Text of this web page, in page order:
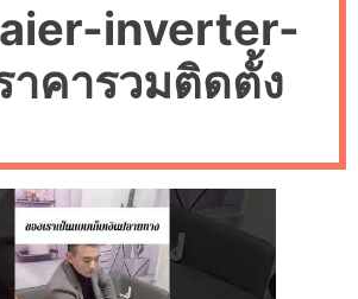
e
c
o
l
o
r
d
inverter-
าคารวมติดตั้ง